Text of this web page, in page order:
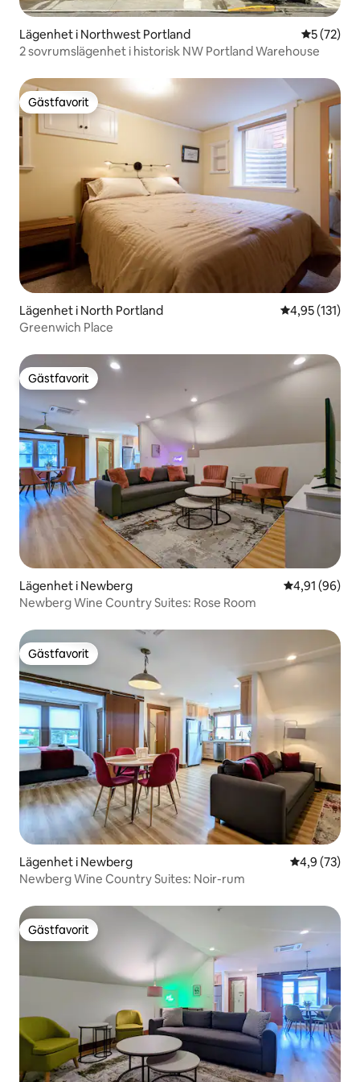
Lägenhet i Northwest Portland 5 av 5 i
5 (72)
2 sovrumslägenhet i historisk NW Portland Warehouse
Gästfavorit
Gästfavorit
Lägenhet i North Portland 4,95 av 5 i
4,95 (131)
Greenwich Place
Gästfavorit
Gästfavorit
Lägenhet i Newberg 4,91 av 5 i
4,91 (96)
Newberg Wine Country Suites: Rose Room
Gästfavorit
Gästfavorit
Lägenhet i Newberg 4,9 av 5 i
4,9 (73)
Newberg Wine Country Suites: Noir-rum
Gästfavorit
Gästfavorit